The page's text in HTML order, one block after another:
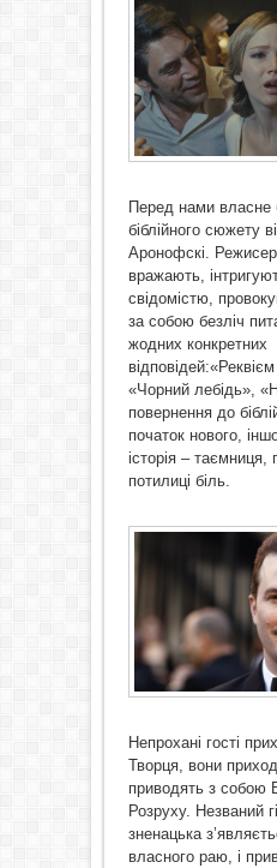
Перед нами власне
біблійного сюжету
Аронофскі.
вражають,
свідомістю,
за собою безліч
жодних конкретних
«Чорний лебідь»,
повернення до
початок нового,
історія –
потилиці біль.
Непрохані гості
Творця, вони
приводять з собою
Розруху. Незваний
зненацька
власного раю, і